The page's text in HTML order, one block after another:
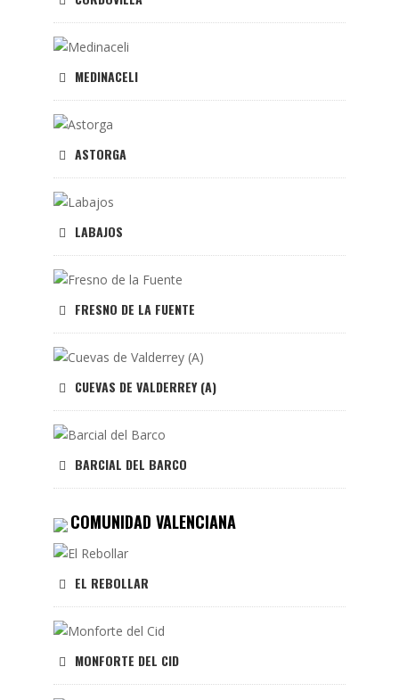
MEDINACELI
ASTORGA
LABAJOS
FRESNO DE LA FUENTE
CUEVAS DE VALDERREY (A)
BARCIAL DEL BARCO
COMUNIDAD VALENCIANA
EL REBOLLAR
MONFORTE DEL CID